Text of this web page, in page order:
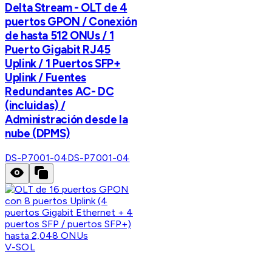
Delta Stream - OLT de 4
puertos GPON / Conexión
de hasta 512 ONUs / 1
Puerto Gigabit RJ45
Uplink / 1 Puertos SFP+
Uplink / Fuentes
Redundantes AC- DC
(incluidas) /
Administración desde la
nube (DPMS)
DS-P7001-04DS-P7001-04
V-SOL